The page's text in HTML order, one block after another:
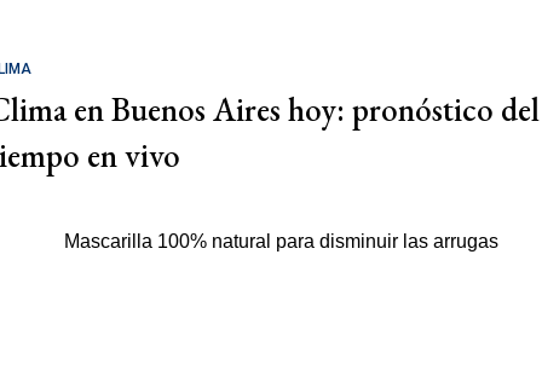
en Buenos Aires hoy: pronóstico del
en vivo